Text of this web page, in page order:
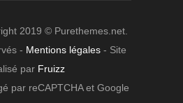
2019 © Purethemes.net.
- Mentions légales- Site
par Fruizz
par reCAPTCHA et Google